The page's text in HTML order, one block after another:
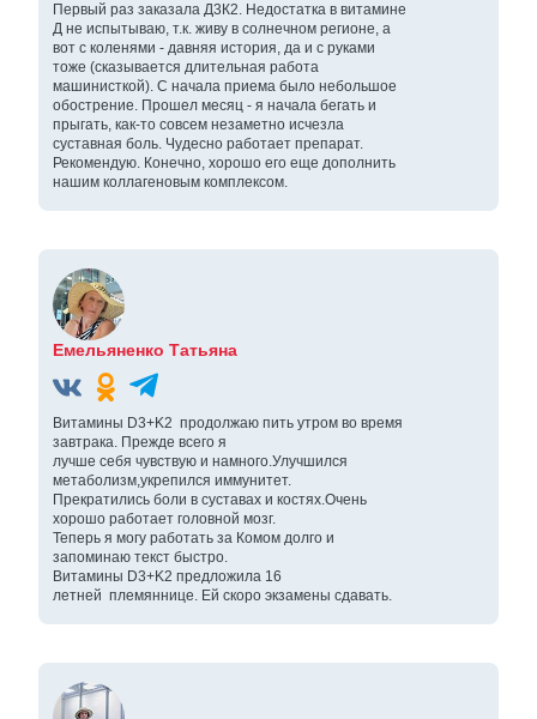
Первый раз заказала Д3К2. Недостатка в витамине
Д не испытываю, т.к. живу в солнечном регионе, а
вот с коленями - давняя история, да и с руками
тоже (сказывается длительная работа
машинисткой). С начала приема было небольшое
обострение. Прошел месяц - я начала бегать и
прыгать, как-то совсем незаметно исчезла
суставная боль. Чудесно работает препарат.
Рекомендую. Конечно, хорошо его еще дополнить
нашим коллагеновым комплексом.
Емельяненко Татьяна
Витамины D3+K2 продолжаю пить утром во время
завтрака. Прежде всего я
лучше себя чувствую и намного.Улучшился
метаболизм,укрепился иммунитет.
Прекратились боли в суставах и костях.Очень
хорошо работает головной мозг.
Теперь я могу работать за Комом долго и
запоминаю текст быстро.
Витамины D3+K2 предложила 16
летней племяннице. Ей скоро экзамены сдавать.